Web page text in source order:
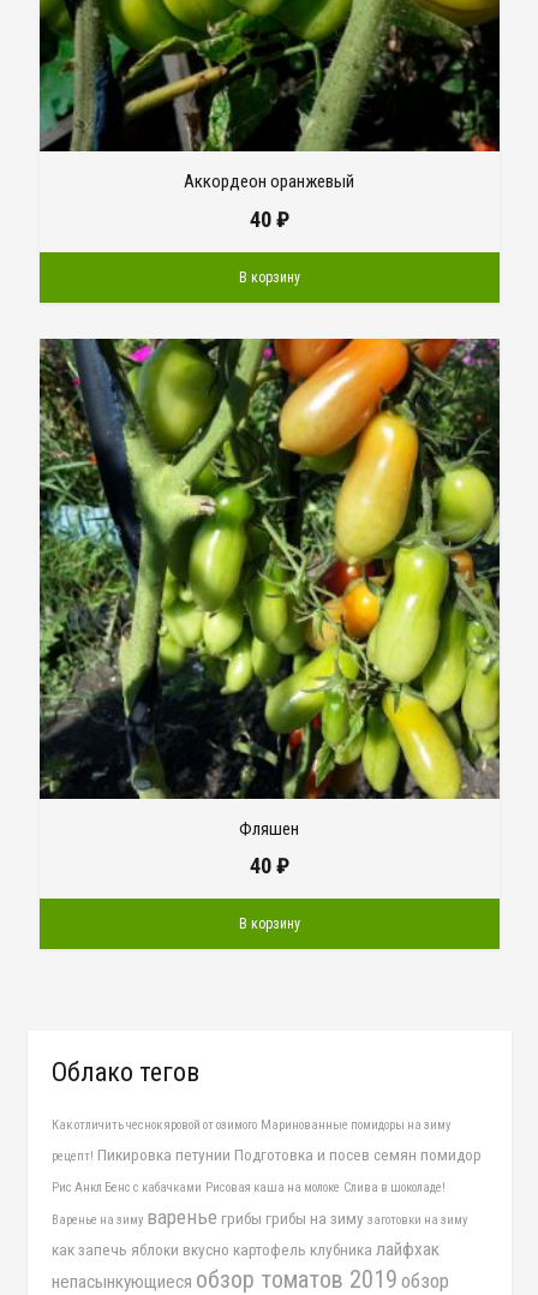
Аккордеон оранжевый
40₽
В корзину
Фляшен
40₽
В корзину
Облако тегов
Как отличить чеснок яровой от озимого Маринованные помидоры на зиму
рецепт! Пикировка петунии Подготовка и посев семян помидор
Рис Анкл Бенс с кабачками Рисовая каша на молоке Слива в шоколаде!
Варенье на зиму варенье грибы грибы на зиму заготовки на зиму
как запечь яблоки вкусно картофель клубника лайфхак
непасынкующиеся обзор томатов 2019 обзор